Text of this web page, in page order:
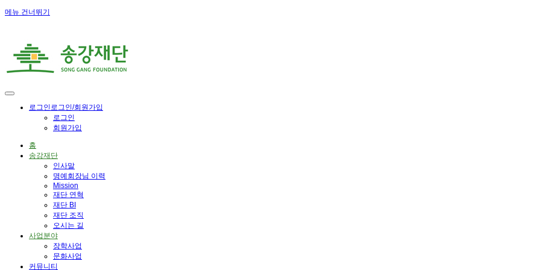
메뉴 건너뛰기
로그인로그인/회원가입
로그인
회원가입
홈
송강재단
인사말
명예회장님 이력
Mission
재단 연혁
재단 BI
재단 조직
오시는 길
사업분야
장학사업
문화사업
커뮤니티